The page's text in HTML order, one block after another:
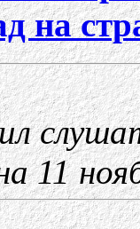
на
11